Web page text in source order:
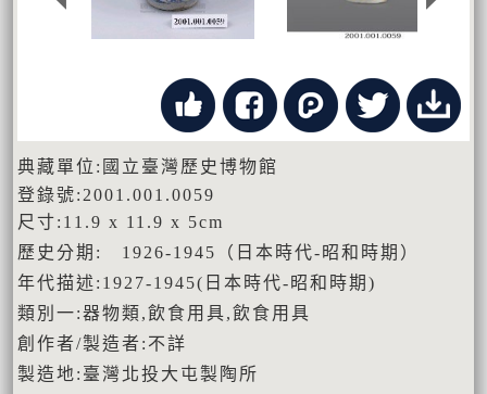
典藏單位:國立臺灣歷史博物館
登錄號:2001.001.0059
尺寸:11.9 x 11.9 x 5cm
歷史分期: 1926-1945（日本時代-昭和時期）
年代描述:1927-1945(日本時代-昭和時期)
類別一:器物類,飲食用具,飲食用具
創作者/製造者:不詳
製造地:臺灣北投大屯製陶所